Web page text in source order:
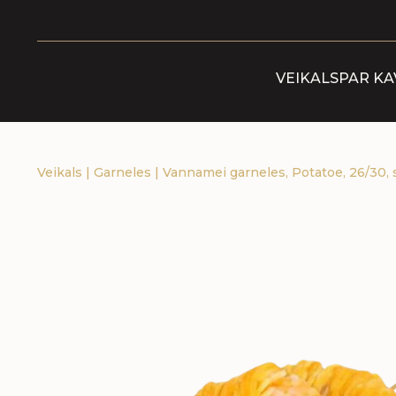
VEIKALSPAR
Veikals | Garneles | Vannamei garneles, Potatoe, 26/30,